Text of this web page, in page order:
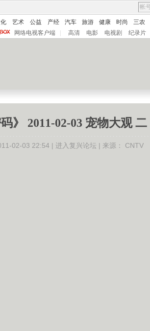
艺术 公益 产经 汽车 旅游 健康 时尚 三农
网络电视客户端 高清 电影 电视剧 纪录片
码》 2011-02-03 宠物大观 二
02-03 22:54 | 进入复兴论坛 | 来源： CNTV